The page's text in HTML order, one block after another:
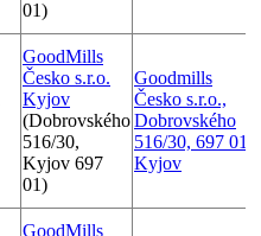
01)
GoodMills
Česko s.r.o.
Kyjov
(Dobrovského
516/30,
Kyjov 697
01)
Goodmills
Česko s.r.o.,
Dobrovského
516/30, 697 01
Kyjov
GoodMills